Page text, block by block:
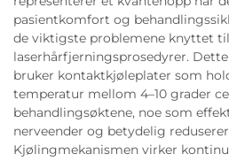
pasientkomfort og
de viktigste problemene knyttet til
laserhårfjerningsprosedyrer.
bruker kontaktkjøleplater som
temperatur mellom 4–10 grader
behandlingsøktene, noe som
nerveender og betydelig
Kjølingmekanismen virker